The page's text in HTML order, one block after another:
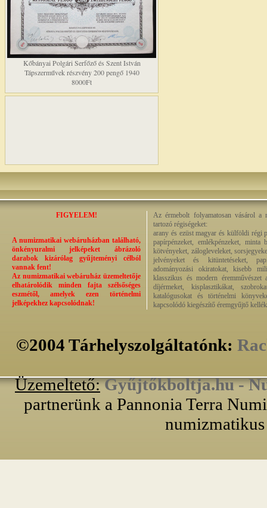
Kőbányai Polgári Serfőző és Szent István
Tápszerművek részvény 200 pengő 1940
8000Ft
FIGYELEM!
A numizmatikai webáruházban található,
önkényuralmi jelképeket ábrázoló
darabok kizárólag gyűjteményi célból
vannak fent!
Az numizmatikai webáruház üzemeltetője
elhatárolódik minden fajta szélsőséges
eszmétől, amelyek ezen történelmi
jelképekhez kapcsolódnak!
Az érmebolt folyamatosan vásárol a
tartozó régiségeket:
arany és ezüst magyar és külföldi régi
papírpénzeket, emlékpénzeket, minta
kötvényeket, zálogleveleket,
jelvényeket és kitüntetéseket,
adományozási okiratokat, kisebb
klasszikus és modern éremművészet
díjérmeket, kisplasztikákat,
katalógusokat és történelmi
kapcsolódó kiegészítő éremgyűjtő
©2004 Tárhelyszolgáltatónk:
Üzemeltető: Gyűjtőkboltja.hu -
partnerünk a Pannonia Terra
numizmatikus